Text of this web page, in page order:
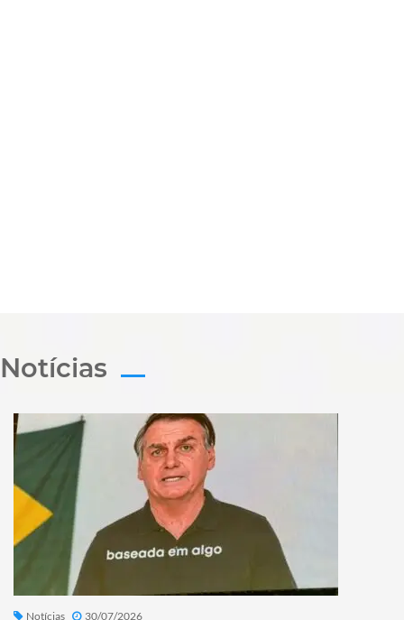
Notícias
Notícias 30/07/2026